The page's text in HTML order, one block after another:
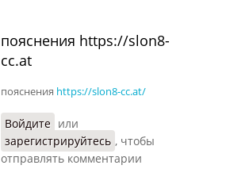
пояснения https://slon8-
cc.at
пояснения https://slon8-cc.at/
Войдите или
зарегистрируйтесь , чтобы
отправлять комментарии